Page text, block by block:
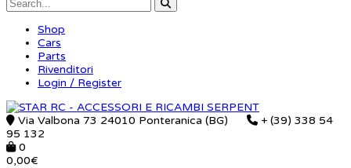
Shop
Cars
Parts
Rivenditori
Login / Register
Via Valbona 73 24010 Ponteranica (BG)
+ (39) 338 54
95 132
0
0,00€